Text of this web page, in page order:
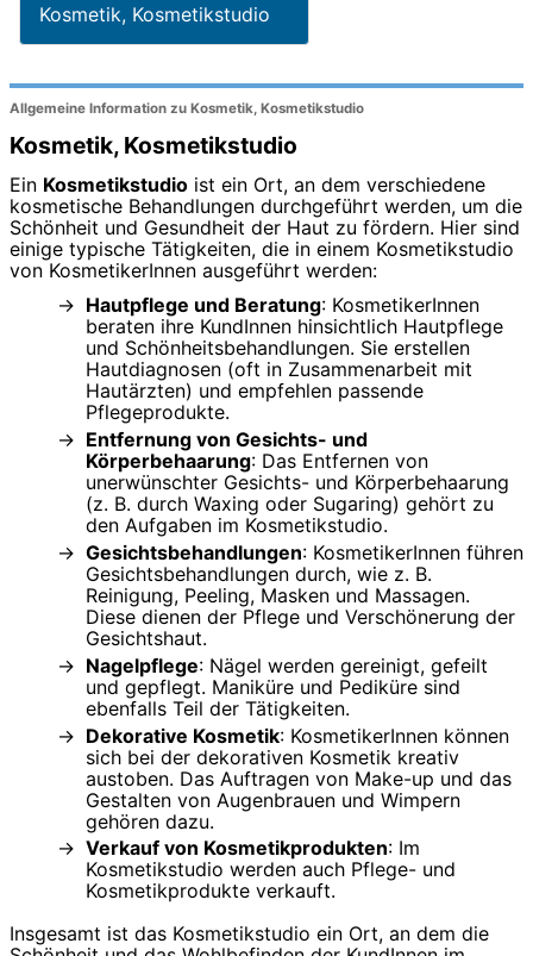
Kosmetik, Kosmetikstudio
Allgemeine Information zu Kosmetik, Kosmetikstudio
Kosmetik, Kosmetikstudio
Ein Kosmetikstudio ist ein Ort, an dem verschiedene
kosmetische Behandlungen durchgeführt werden, um die
Schönheit und Gesundheit der Haut zu fördern. Hier sind
einige typische Tätigkeiten, die in einem Kosmetikstudio
von KosmetikerInnen ausgeführt werden:
Hautpflege und Beratung: KosmetikerInnen
beraten ihre KundInnen hinsichtlich Hautpflege
und Schönheitsbehandlungen. Sie erstellen
Hautdiagnosen (oft in Zusammenarbeit mit
Hautärzten) und empfehlen passende
Pflegeprodukte.
Entfernung von Gesichts- und
Körperbehaarung: Das Entfernen von
unerwünschter Gesichts- und Körperbehaarung
(z. B. durch Waxing oder Sugaring) gehört zu
den Aufgaben im Kosmetikstudio.
Gesichtsbehandlungen: KosmetikerInnen führen
Gesichtsbehandlungen durch, wie z. B.
Reinigung, Peeling, Masken und Massagen.
Diese dienen der Pflege und Verschönerung der
Gesichtshaut.
Nagelpflege: Nägel werden gereinigt, gefeilt
und gepflegt. Maniküre und Pediküre sind
ebenfalls Teil der Tätigkeiten.
Dekorative Kosmetik: KosmetikerInnen können
sich bei der dekorativen Kosmetik kreativ
austoben. Das Auftragen von Make-up und das
Gestalten von Augenbrauen und Wimpern
gehören dazu.
Verkauf von Kosmetikprodukten: Im
Kosmetikstudio werden auch Pflege- und
Kosmetikprodukte verkauft.
Insgesamt ist das Kosmetikstudio ein Ort, an dem die